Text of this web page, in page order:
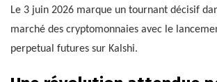
Le 3 juin 2026 marque un tournant décisif
marché des cryptomonnaies avec le
perpetual futures sur Kalshi.